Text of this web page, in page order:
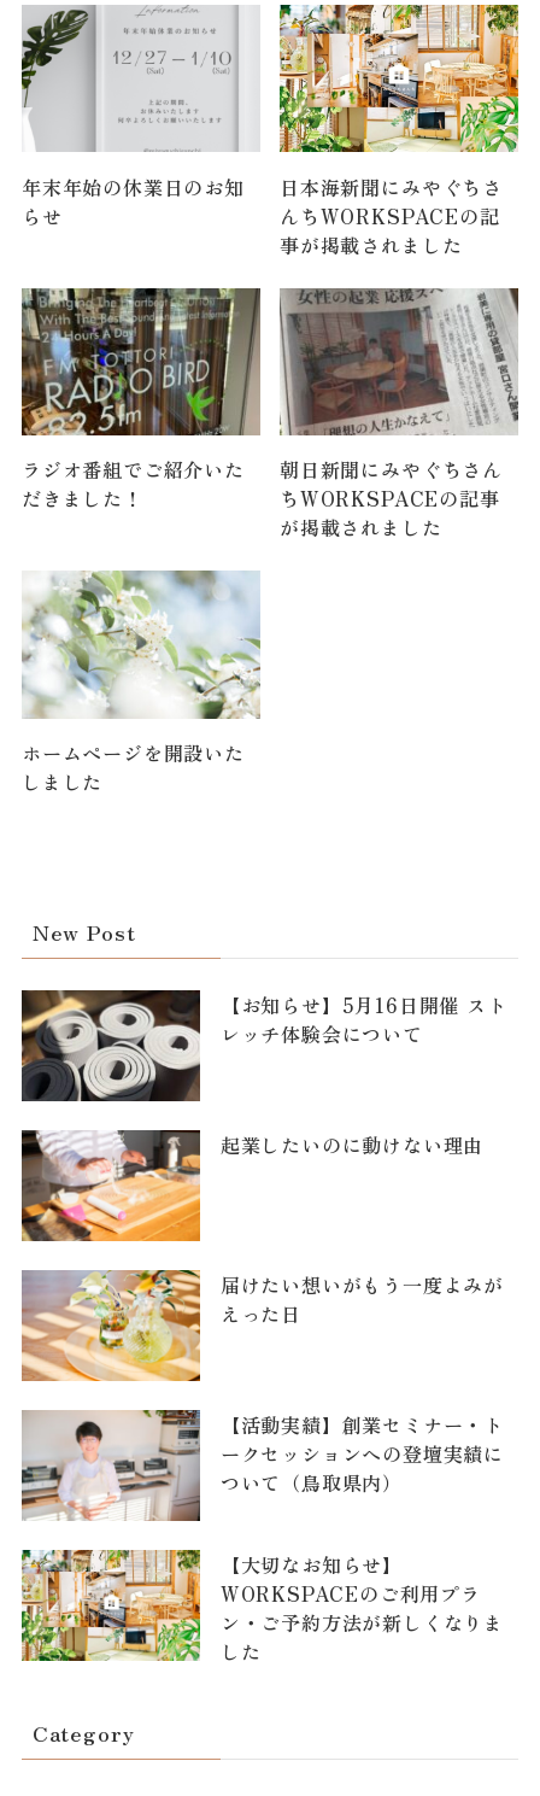
年末年始の休業日のお知
らせ
日本海新聞にみやぐちさ
んちWORKSPACEの記
事が掲載されました
ラジオ番組でご紹介いた
だきました！
朝日新聞にみやぐちさん
ちWORKSPACEの記事
が掲載されました
ホームページを開設いた
しました
New Post
【お知らせ】5月16日開催 スト
レッチ体験会について
起業したいのに動けない理由
届けたい想いがもう一度よみが
えった日
【活動実績】創業セミナー・ト
ークセッションへの登壇実績に
ついて（鳥取県内）
【大切なお知らせ】
WORKSPACEのご利用プラ
ン・ご予約方法が新しくなりま
した
Category